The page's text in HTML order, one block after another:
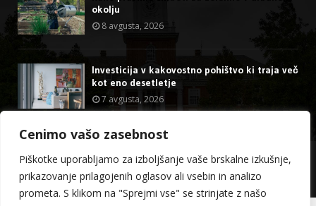
Cenimo vašo zasebnost
Piškotke uporabljamo za izboljšanje vaše brskalne izkušnje,
prikazovanje prilagojenih oglasov ali vsebin in analizo
prometa. S klikom na "Sprejmi vse" se strinjate z našo
okolju
8 avgusta, 2026
Investicija v kakovostno pohištvo ki traja več
kot eno desetletje
7 avgusta, 2026
@2023 - stormdragon.us. All Right Reserved.
O meni Kontakt